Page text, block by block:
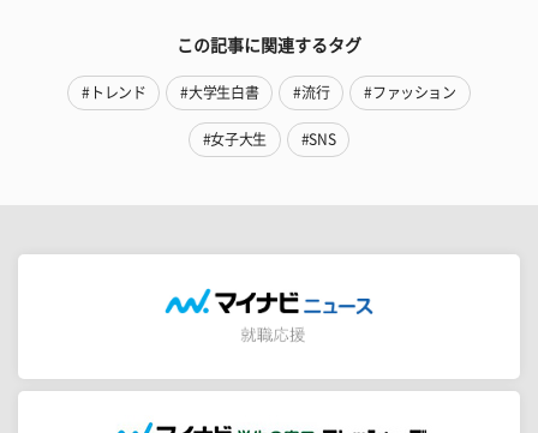
この記事に関連するタグ
#トレンド #大学生白書 #流行 #ファッション
#女子大生 #SNS